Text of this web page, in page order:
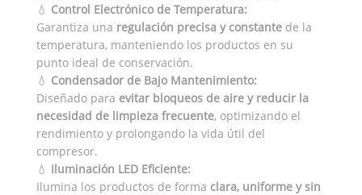
💧 Control Electrónico de Temperatura:
Garantiza una regulación precisa y constante de la
temperatura, manteniendo los productos en su
punto ideal de conservación.
💧 Condensador de Bajo Mantenimiento:
Diseñado para evitar bloqueos de aire y reducir la
necesidad de limpieza frecuente, optimizando el
rendimiento y prolongando la vida útil del
compresor.
💧 Iluminación LED Eficiente:
Ilumina los productos de forma clara, uniforme y sin